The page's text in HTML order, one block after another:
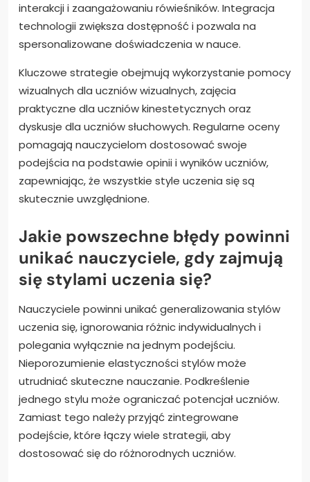
interakcji i zaangażowaniu rówieśników. Integracja
technologii zwiększa dostępność i pozwala na
spersonalizowane doświadczenia w nauce.
Kluczowe strategie obejmują wykorzystanie pomocy
wizualnych dla uczniów wizualnych, zajęcia
praktyczne dla uczniów kinestetycznych oraz
dyskusje dla uczniów słuchowych. Regularne oceny
pomagają nauczycielom dostosować swoje
podejścia na podstawie opinii i wyników uczniów,
zapewniając, że wszystkie style uczenia się są
skutecznie uwzględnione.
Jakie powszechne błędy powinni
unikać nauczyciele, gdy zajmują
się stylami uczenia się?
Nauczyciele powinni unikać generalizowania stylów
uczenia się, ignorowania różnic indywidualnych i
polegania wyłącznie na jednym podejściu.
Nieporozumienie elastyczności stylów może
utrudniać skuteczne nauczanie. Podkreślenie
jednego stylu może ograniczać potencjał uczniów.
Zamiast tego należy przyjąć zintegrowane
podejście, które łączy wiele strategii, aby
dostosować się do różnorodnych uczniów.